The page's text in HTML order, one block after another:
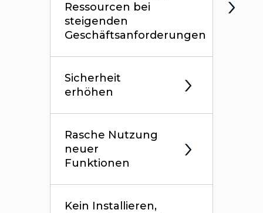
Ressourcen bei
steigenden
Geschäftsanforderungen
Sicherheit
erhöhen
Rasche Nutzung
neuer
Funktionen
Kein Installieren,